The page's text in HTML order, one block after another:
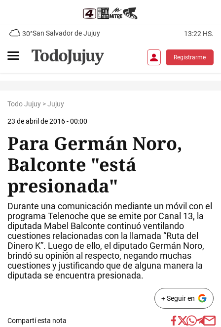
30°San Salvador de Jujuy 13:22 HS.
Registrarme
Todo Jujuy >Jujuy
23 de abril de 2016 - 00:00
Para Germán Noro,
Balconte "está
presionada"
Durante una comunicación mediante un móvil con el
programa Telenoche que se emite por Canal 13, la
diputada Mabel Balconte continuó ventilando
cuestiones relacionadas con la llamada “Ruta del
Dinero K”. Luego de ello, el diputado Germán Noro,
brindó su opinión al respecto, negando muchas
cuestiones y justificando que de alguna manera la
diputada se encuentra presionada.
+ Seguir en
Compartí esta nota